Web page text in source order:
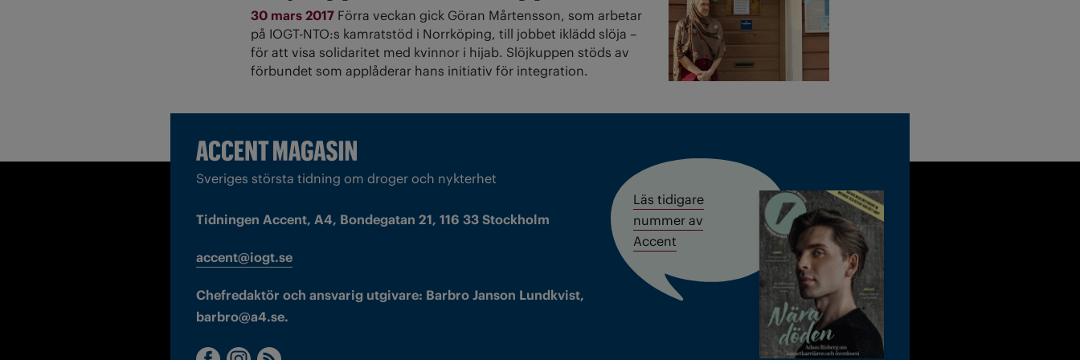
30 mars 2017 Förra veckan gick Göran Mårtensson, som arbetar
på IOGT-NTO:s kamratstöd i Norrköping, till jobbet iklädd slöja –
för att visa solidaritet med kvinnor i hijab. Slöjkuppen stöds av
förbundet som applåderar hans initiativ för integration.
Sveriges största tidning om droger och nykterhet
Tidningen Accent, A4, Bondegatan 21, 116 33 Stockholm
accent@iogt.se
Chefredaktör och ansvarig utgivare: Barbro Janson Lundkvist,
barbro@a4.se.
Läs tidigare
nummer av
Accent